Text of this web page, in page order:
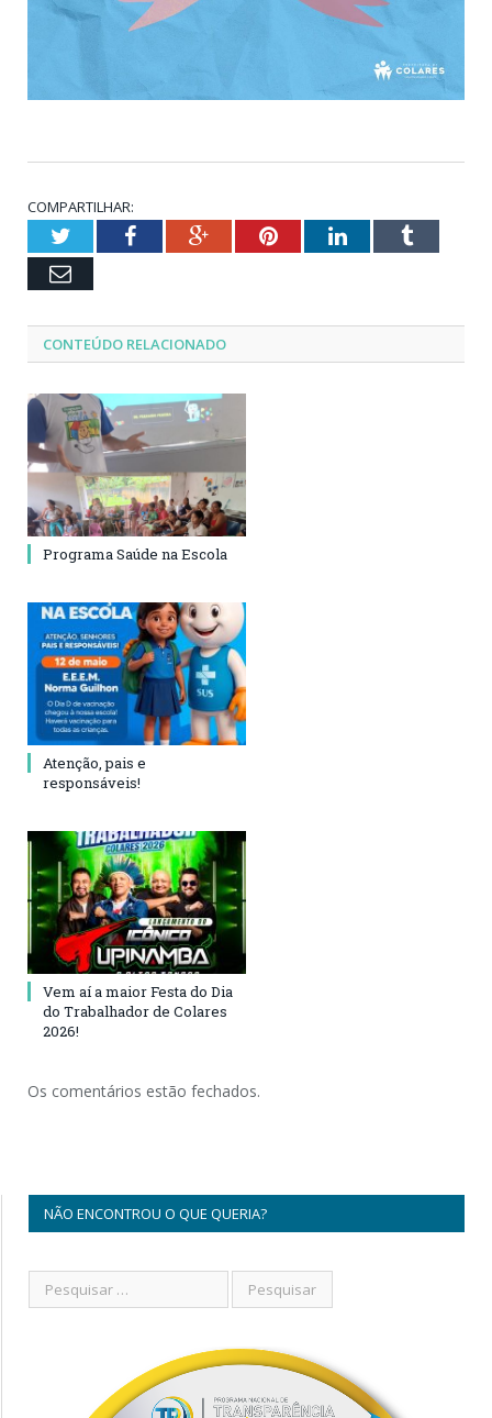
COMPARTILHAR:
TwitterFacebookGoogle+PinterestLinkedInTumblr
Email
CONTEÚDO RELACIONADO
Programa Saúde na Escola
Atenção, pais e
responsáveis!
Vem aí a maior Festa do Dia
do Trabalhador de Colares
2026!
Os comentários estão fechados.
NÃO ENCONTROU O QUE QUERIA?